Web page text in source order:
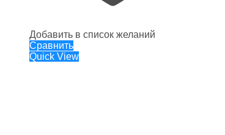
Добавить в список желаний
Сравнить
Quick View